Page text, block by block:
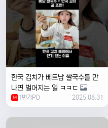
한국 김치가 베트남 쌀국수를 만
나면 벌어지는 일 ㅋㅋㄷ
M 1번가PD 2025.08.31